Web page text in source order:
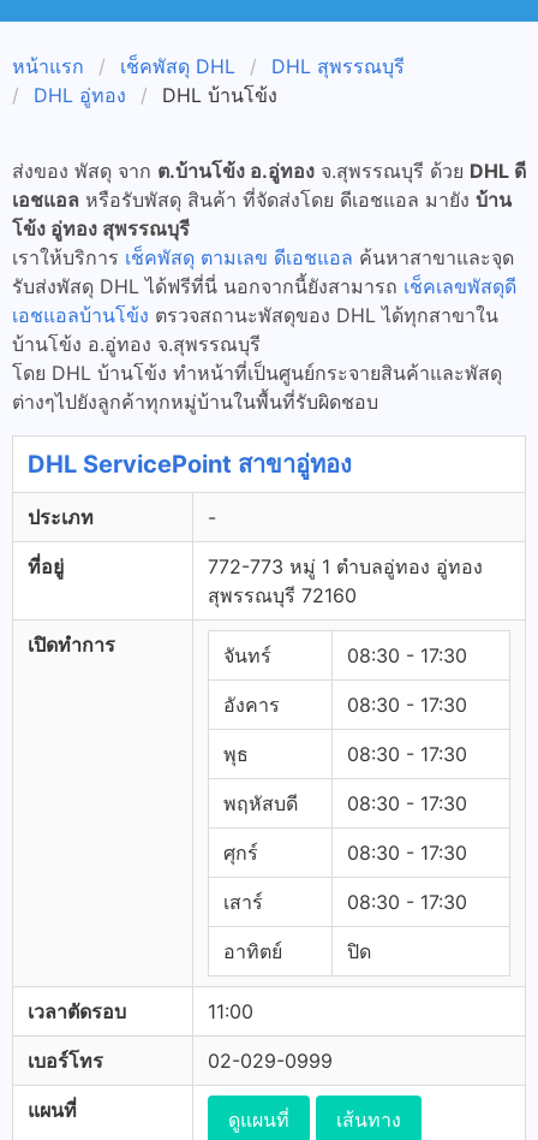
หน้าแรก เช็คพัสดุ DHL
DHL สุพรรณบุรี
DHL อู่ทอง
DHL บ้านโข้ง
ส่งของ พัสดุ จาก ต.บ้านโข้ง อ.อู่ทอง จ.สุพรรณบุรี ด้วย DHL ดี
เอชแอล หรือรับพัสดุ สินค้า ที่จัดส่งโดย ดีเอชแอล มายัง บ้าน
โข้ง อู่ทอง สุพรรณบุรี
เราให้บริการ เช็คพัสดุ ตามเลข ดีเอชแอล ค้นหาสาขาและจุด
รับส่งพัสดุ DHL ได้ฟรีที่นี่ นอกจากนี้ยังสามารถ เช็คเลขพัสดุดี
เอชแอลบ้านโข้ง ตรวจสถานะพัสดุของ DHL ได้ทุกสาขาใน
บ้านโข้ง อ.อู่ทอง จ.สุพรรณบุรี
โดย DHL บ้านโข้ง ทำหน้าที่เป็นศูนย์กระจายสินค้าและพัสดุ
ต่างๆไปยังลูกค้าทุกหมู่บ้านในพื้นที่รับผิดชอบ
DHL ServicePoint สาขาอู่ทอง
ประเภท -
ที่อยู่
772-773 หมู่ 1 ตำบลอู่ทอง อู่ทอง
สุพรรณบุรี 72160
เปิดทำการ จันทร์ 08:30 - 17:30
อังคาร 08:30 - 17:30
พุธ 08:30 - 17:30
พฤหัสบดี 08:30 - 17:30
ศุกร์ 08:30 - 17:30
เสาร์ 08:30 - 17:30
อาทิตย์ ปิด
เวลาตัดรอบ 11:00
เบอร์โทร 02-029-0999
แผนที่ ดูแผนที่ เส้นทาง